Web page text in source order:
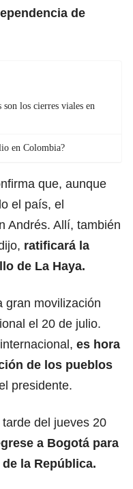
de
los cierres viales en
en Colombia?
que, aunque
el país, el
Andrés. Allí, también
ratificará la
de La Haya.
gran movilización
el 20 de julio.
es hora
de los pueblos
presidente.
del jueves 20
a Bogotá para
la República.